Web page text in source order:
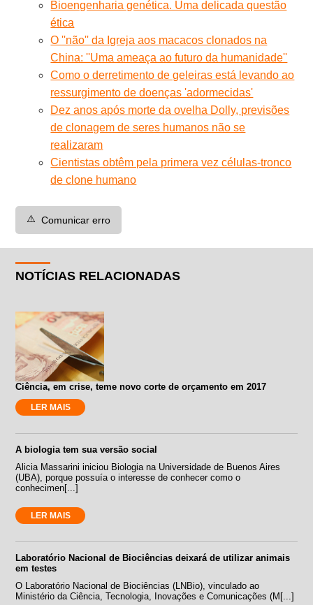
Bioengenharia genética. Uma delicada questão
ética
O ''não'' da Igreja aos macacos clonados na
China: ''Uma ameaça ao futuro da humanidade''
Como o derretimento de geleiras está levando ao
ressurgimento de doenças 'adormecidas'
Dez anos após morte da ovelha Dolly, previsões
de clonagem de seres humanos não se
realizaram
Cientistas obtêm pela primera vez células-tronco
de clone humano
⚠️ Comunicar erro
NOTÍCIAS RELACIONADAS
Ciência, em crise, teme novo corte de orçamento em 2017
LER MAIS
A biologia tem sua versão social
Alicia Massarini iniciou Biologia na Universidade de Buenos Aires
(UBA), porque possuía o interesse de conhecer como o
conhecimen[...]
LER MAIS
Laboratório Nacional de Biociências deixará de utilizar animais
em testes
O Laboratório Nacional de Biociências (LNBio), vinculado ao
Ministério da Ciência, Tecnologia, Inovações e Comunicações (M[...]